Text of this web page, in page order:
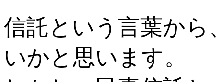
信託という言葉から
いかと思います。